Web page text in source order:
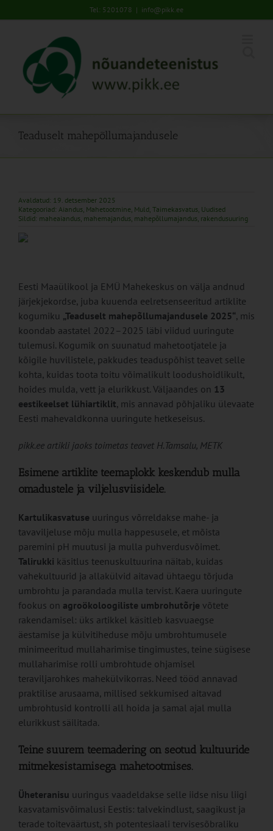
to
Tel: 5201078 | info@pikk.ee
Teaduselt mahepõllumajandusele
Avaldatud: 19. detsember 2025
Kategooriad: Aiandus, Mahetootmine, Muld, Taimekasvatus, Uudised
Sildid: maheaiandus, mahemajandus, mahepõllumajandus, rakendusuuring
Eesti Maaülikool ja EMÜ Mahekeskus on välja andnud
järjekjekordse, juba kuuenda eelretsenseeritud artiklite
kogumiku „Teaduselt mahepõllumajandusele 2025“, mis
koondab aastatel 2022–2025 läbi viidud uuringute
tulemusi. Kogumik on suunatud mahetootjatele ja
kõigile huvilistele, pakkudes teaduspõhist teavet selle
kohta, kuidas toota toitu võimalikult loodushoidlikult,
hoides mulda, vett ja elurikkust. Väljaandes on 13
eestikeelset lühiartiklit, mis annavad põhjaliku ülevaate
Eesti mahevaldkonna uuringute hetkeseisus.
pikk.ee artikli jaoks toimetas teavet H.Tamsalu, METK
Esimene artiklite teemaplokk keskendub mulla
omadustele ja viljelusviisidele.
Kartulikasvatuse uuringus võrreldakse mahe- ja
tavaviljeluse mõju mulla happesusele, et mõista
paremini pH muutusi ja mulla puhverdusvõimet.
Talirukki käsitlus teenuskultuurina näitab, kuidas
vahekultuurid ja allakülvid aitavad ühtaegu tõrjuda
umbrohtu ja parandada mulla tervist. Kaera uuringute
fookus on agroökoloogiliste umbrohutõrje võtete
rakendamisel: üks artikkel käsitleb kasvuaegse
äestamise ja külvitiheduse mõju umbrohtumusele
minimeeritud mullaharimise tingimustes, teine sügisese
mullaharimise rolli umbrohtude ohjamisel
teraviljarohkes mahekülvikorras. Need tööd annavad
praktilise arusaama, millised sekkumised aitavad
umbrohtusid kontrolli all hoida ja samal ajal mulla
elurikkust säilitada.
Teine suurem teemadering on seotud kultuuride
mitmekesistamisega mahetootmises.
Üheteranisu uuringus vaadeldakse selle iidse nisu liigi
kasvatamisvõimalusi Eestis: talvekindlust, saagikust ja
terade toiteväärtust, sh potentesiaali tervisesõbraliku